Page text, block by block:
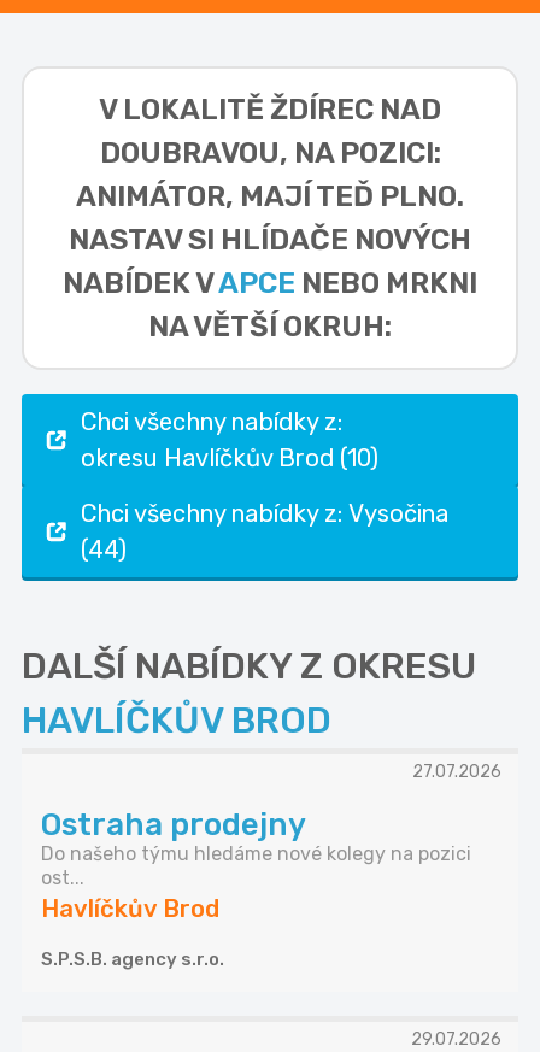
V LOKALITĚ ŽDÍREC NAD
DOUBRAVOU, NA POZICI:
ANIMÁTOR, MAJÍ TEĎ PLNO.
NASTAV SI HLÍDAČE NOVÝCH
NABÍDEK VAPCE NEBO MRKNI
NA VĚTŠÍ OKRUH:
Chci všechny nabídky z:
okresu Havlíčkův Brod (10)
Chci všechny nabídky z: Vysočina
(44)
DALŠÍ NABÍDKY Z OKRESU
HAVLÍČKŮV BROD
27.07.2026
Ostraha prodejny
Do našeho týmu hledáme nové kolegy na pozici
ost...
Havlíčkův Brod
S.P.S.B. agency s.r.o.
29.07.2026